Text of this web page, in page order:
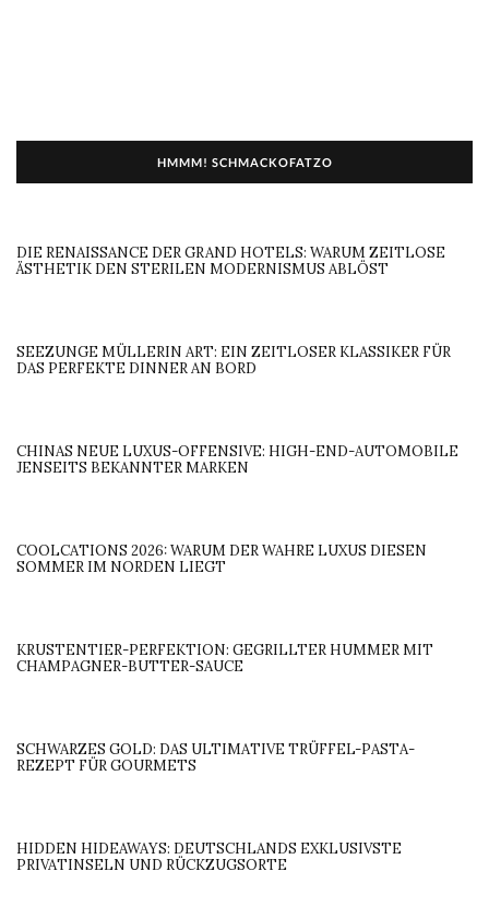
HMMM! SCHMACKOFATZO
DIE RENAISSANCE DER GRAND HOTELS: WARUM ZEITLOSE
ÄSTHETIK DEN STERILEN MODERNISMUS ABLÖST
SEEZUNGE MÜLLERIN ART: EIN ZEITLOSER KLASSIKER FÜR
DAS PERFEKTE DINNER AN BORD
CHINAS NEUE LUXUS-OFFENSIVE: HIGH-END-AUTOMOBILE
JENSEITS BEKANNTER MARKEN
COOLCATIONS 2026: WARUM DER WAHRE LUXUS DIESEN
SOMMER IM NORDEN LIEGT
KRUSTENTIER-PERFEKTION: GEGRILLTER HUMMER MIT
CHAMPAGNER-BUTTER-SAUCE
SCHWARZES GOLD: DAS ULTIMATIVE TRÜFFEL-PASTA-
REZEPT FÜR GOURMETS
HIDDEN HIDEAWAYS: DEUTSCHLANDS EXKLUSIVSTE
PRIVATINSELN UND RÜCKZUGSORTE